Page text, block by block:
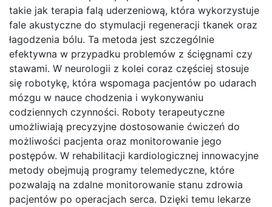
takie jak terapia falą uderzeniową, która wykorzystuje
fale akustyczne do stymulacji regeneracji tkanek oraz
łagodzenia bólu. Ta metoda jest szczególnie
efektywna w przypadku problemów z ścięgnami czy
stawami. W neurologii z kolei coraz częściej stosuje
się robotykę, która wspomaga pacjentów po udarach
mózgu w nauce chodzenia i wykonywaniu
codziennych czynności. Roboty terapeutyczne
umożliwiają precyzyjne dostosowanie ćwiczeń do
możliwości pacjenta oraz monitorowanie jego
postępów. W rehabilitacji kardiologicznej innowacyjne
metody obejmują programy telemedyczne, które
pozwalają na zdalne monitorowanie stanu zdrowia
pacjentów po operacjach serca. Dzięki temu lekarze